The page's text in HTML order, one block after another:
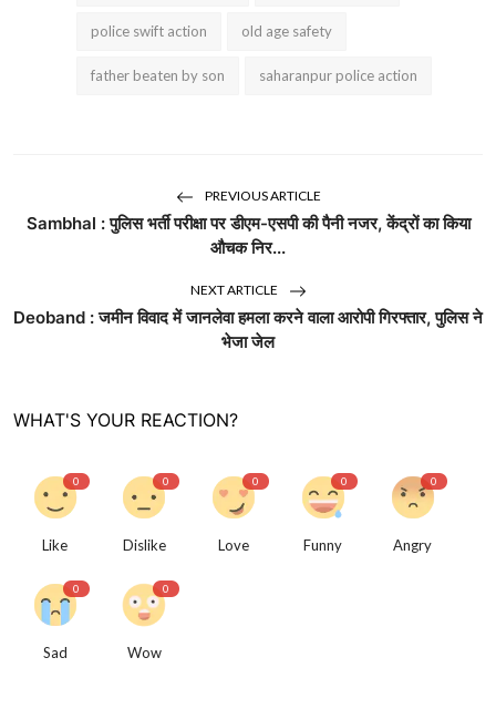
police swift action old age safety
father beaten by son saharanpur police action
PREVIOUS ARTICLE
Sambhal : पुलिस भर्ती परीक्षा पर डीएम-एसपी की पैनी नजर, केंद्रों का किया
औचक निर...
NEXT ARTICLE
Deoband : जमीन विवाद में जानलेवा हमला करने वाला आरोपी गिरफ्तार, पुलिस ने
भेजा जेल
WHAT'S YOUR REACTION?
0
Like
0
Dislike
0
Love
0
Funny
0
Angry
0
Sad
0
Wow